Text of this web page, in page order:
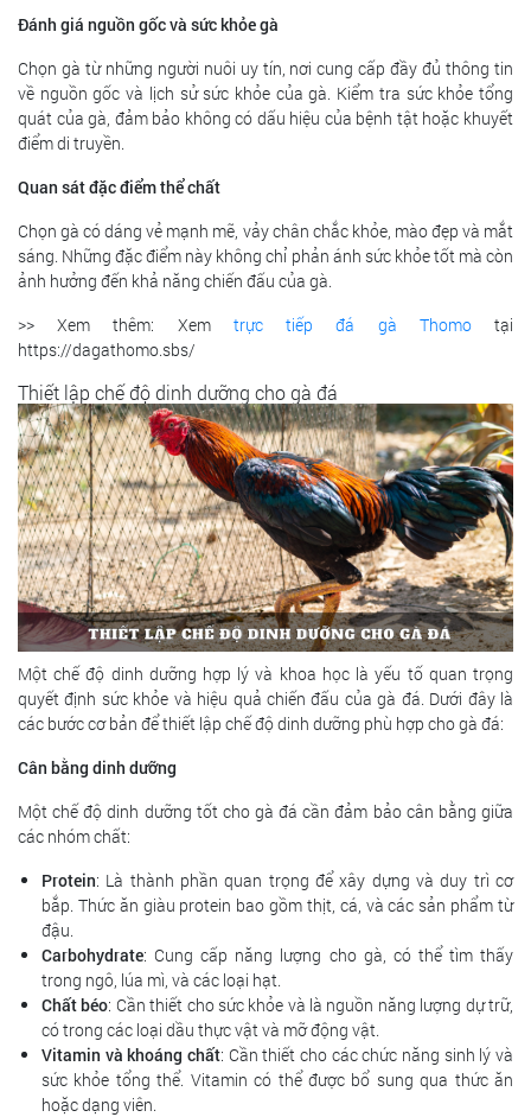
Đánh giá nguồn gốc và sức khỏe gà
Chọn gà từ những người nuôi uy tín, nơi cung cấp đầy đủ thông tin
về nguồn gốc và lịch sử sức khỏe của gà. Kiểm tra sức khỏe tổng
quát của gà, đảm bảo không có dấu hiệu của bệnh tật hoặc khuyết
điểm di truyền.
Quan sát đặc điểm thể chất
Chọn gà có dáng vẻ mạnh mẽ, vảy chân chắc khỏe, mào đẹp và mắt
sáng. Những đặc điểm này không chỉ phản ánh sức khỏe tốt mà còn
ảnh hưởng đến khả năng chiến đấu của gà.
>> Xem thêm: Xem trực tiếp đá gà Thomotại
https://dagathomo.sbs/
Thiết lập chế độ dinh dưỡng cho gà đá
Một chế độ dinh dưỡng hợp lý và khoa học là yếu tố quan trọng
quyết định sức khỏe và hiệu quả chiến đấu của gà đá. Dưới đây là
các bước cơ bản để thiết lập chế độ dinh dưỡng phù hợp cho gà đá:
Cân bằng dinh dưỡng
Một chế độ dinh dưỡng tốt cho gà đá cần đảm bảo cân bằng giữa
các nhóm chất:
Protein: Là thành phần quan trọng để xây dựng và duy trì cơ
bắp. Thức ăn giàu protein bao gồm thịt, cá, và các sản phẩm từ
đậu.
Carbohydrate: Cung cấp năng lượng cho gà, có thể tìm thấy
trong ngô, lúa mì, và các loại hạt.
Chất béo: Cần thiết cho sức khỏe và là nguồn năng lượng dự trữ,
có trong các loại dầu thực vật và mỡ động vật.
Vitamin và khoáng chất: Cần thiết cho các chức năng sinh lý và
sức khỏe tổng thể. Vitamin có thể được bổ sung qua thức ăn
hoặc dạng viên.